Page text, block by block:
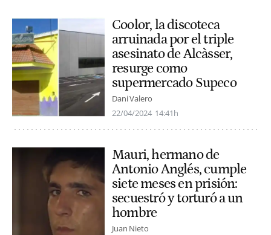
Coolor, la discoteca
arruinada por el triple
asesinato de Alcàsser,
resurge como
supermercado Supeco
Dani Valero
22/04/2024 14:41h
Mauri, hermano de
Antonio Anglés, cumple
siete meses en prisión:
secuestró y torturó a un
hombre
Juan Nieto